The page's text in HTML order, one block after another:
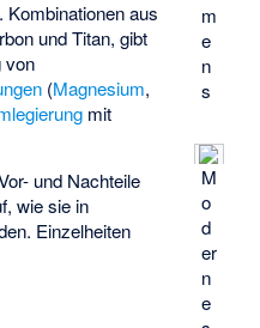
m
e
n
s
M
o
d
er
n
e
Kombinationen aus
und Titan, gibt
von
(Magnesium,
mit
und Nachteile
wie sie in
Einzelheiten